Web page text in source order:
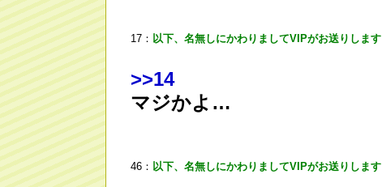
17： 以下、名無しにかわりましてVIPがお送りします
>>14
マジかよ…
46： 以下、名無しにかわりましてVIPがお送りします